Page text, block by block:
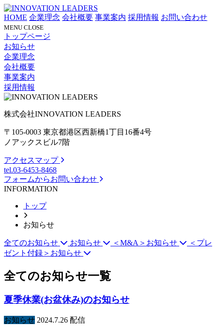
HOME 企業理念 会社概要 事業案内 採用情報 お問い合わせ
MENU CLOSE
トップページ
お知らせ
企業理念
会社概要
事業案内
採用情報
株式会社INNOVATION LEADERS
〒105-0003 東京都港区西新橋1丁目16番4号
ノアックスビル7階
アクセスマップ
tel.03-6453-8468
フォームからお問い合わせ
INFORMATION
トップ
お知らせ
全てのお知らせ お知らせ ＜M&A＞お知らせ
＜プレ
ゼント付録＞お知らせ
全てのお知らせ一覧
夏季休業(お盆休み)のお知らせ
お知らせ 2024.7.26 配信